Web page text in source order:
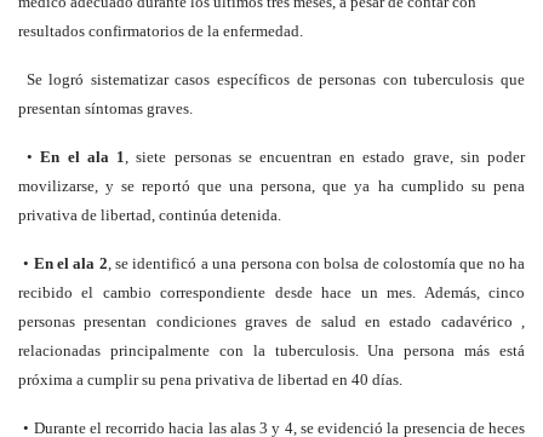
resultados confirmatorios de la enfermedad.
Se logró sistematizar casos específicos de personas con tuberculosis que
presentan síntomas graves.
• En el ala 1, siete personas se encuentran en estado grave, sin poder
movilizarse, y se reportó que una persona, que ya ha cumplido su pena
privativa de libertad, continúa detenida.
• En el ala 2, se identificó a una persona con bolsa de colostomía que no ha
recibido el cambio correspondiente desde hace un mes. Además, cinco
personas presentan condiciones graves de salud en estado cadavérico ,
relacionadas principalmente con la tuberculosis. Una persona más está
próxima a cumplir su pena privativa de libertad en 40 días.
• Durante el recorrido hacia las alas 3 y 4, se evidenció la presencia de heces